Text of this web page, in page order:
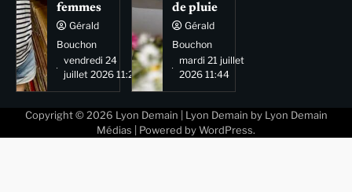
femmes
Gérald
Bouchon
vendredi 24
juillet 2026 11:29
de pluie
Gérald
Bouchon
mardi 21 juillet
2026 11:44
Copyright © 2026 Lyon Demain | Lyon Demain by Lyon Demain
Médias | Powered by WordPress.